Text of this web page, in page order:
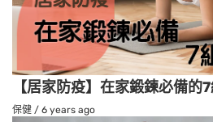
【居家防疫】在家鍛鍊必備的
保健 / 6 years ago